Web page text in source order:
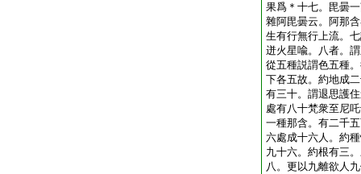
果爲＊十七。毘曇
雜阿毘曇云。阿那
生有行無行上流。
迸火星喩。八者。
從五種説謂色五種
下各五故。約地成
有三十。謂退思護
處有八十梵衆至尼
一種那含。有二千
六處成十六人。約
九十六。約根有三
八。更以九離欲人